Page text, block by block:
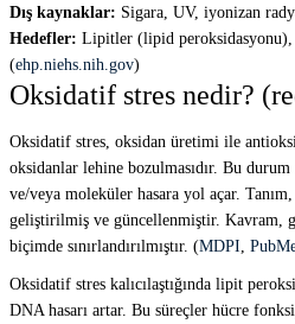
Dış kaynaklar: Sigara, UV, iyonizan
Hedefler: Lipitler (lipid peroksidasyonu),
(ehp.niehs.nih.gov)
Oksidatif stres nedir?
Oksidatif stres, oksidan üretimi ile
oksidanlar lehine bozulmasıdır. Bu
ve/veya moleküler hasara yol açar.
geliştirilmiş ve güncellenmiştir. Kavram,
biçimde sınırlandırılmıştır. (MDPI
Oksidatif stres kalıcılaştığında lipit
DNA hasarı artar. Bu süreçler hücre